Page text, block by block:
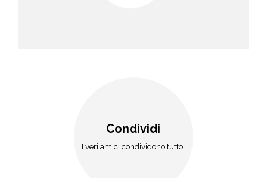
Condividi
I veri amici condividono tutto.